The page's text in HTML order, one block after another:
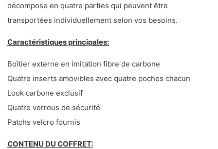
décompose en quatre parties qui peuvent être
transportées individuellement selon vos besoins.
Caractéristiques principales:
Boîtier externe en imitation fibre de carbone
Quatre inserts amovibles avec quatre poches chacun
Look carbone exclusif
Quatre verrous de sécurité
Patchs velcro fournis
CONTENU DU COFFRET: